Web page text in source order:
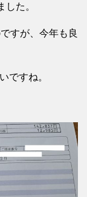
た。
すが、今年も良
ですね。